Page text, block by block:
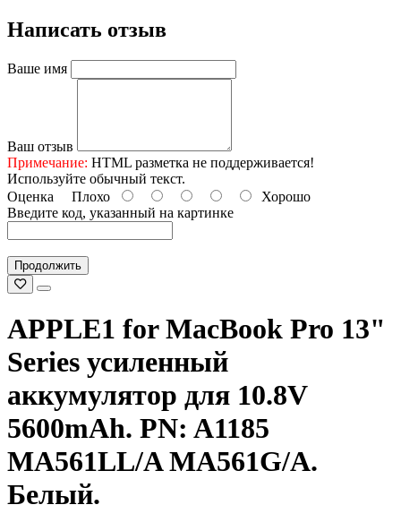
Написать отзыв
Ваше имя
Ваш отзыв
Примечание: HTML разметка не поддерживается!
Используйте обычный текст.
Оценка Плохо
Хорошо
Введите код, указанный на картинке
Продолжить
APPLE1 for MacBook Pro 13"
Series усиленный
аккумулятор для 10.8V
5600mAh. PN: A1185
MA561LL/A MA561G/A.
Белый.